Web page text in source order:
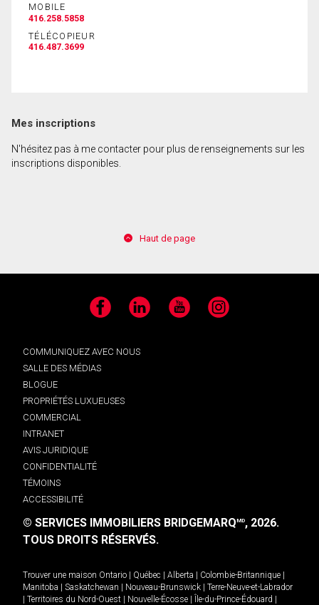
communiquer avec vous.
MOBILE
416.258.5858
TÉLÉCOPIEUR
416.487.3699
Mes inscriptions
N'hésitez pas à me contacter pour plus de renseignements sur les
inscriptions disponibles.
Haut de page
Facebook LinkedIn YouTube Instagram
COMMUNIQUEZ AVEC NOUS
SALLE DES MÉDIAS
BLOGUE
PROPRIÉTÉS LUXUEUSES
COMMERCIAL
INTRANET
AVIS JURIDIQUE
CONFIDENTIALITÉ
TÉMOINS
ACCESSIBILITÉ
© SERVICES IMMOBILIERS BRIDGEMARQMD, 2026.
TOUS DROITS RÉSERVÉS.
Trouver une maison Ontario | Québec | Alberta | Colombie-Britannique |
Manitoba | Saskatchewan | Nouveau-Brunswick | Terre-Neuve-et-Labrador
| Territoires du Nord-Ouest | Nouvelle-Écosse | Île-du-Prince-Édouard |